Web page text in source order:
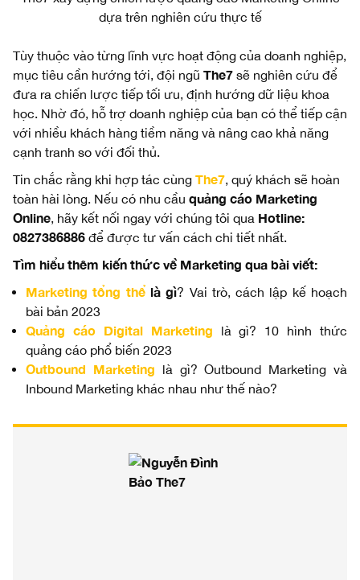
dựa trên nghiên cứu thực tế
Tùy thuộc vào từng lĩnh vực hoạt động của doanh nghiệp,
mục tiêu cần hướng tới, đội ngũ The7 sẽ nghiên cứu để
đưa ra chiến lược tiếp tối ưu, định hướng dữ liệu khoa
học. Nhờ đó, hỗ trợ doanh nghiệp của bạn có thể tiếp cận
với nhiều khách hàng tiềm năng và nâng cao khả năng
cạnh tranh so với đối thủ.
Tin chắc rằng khi hợp tác cùng The7, quý khách sẽ hoàn
toàn hài lòng. Nếu có nhu cầu quảng cáo Marketing
Online, hãy kết nối ngay với chúng tôi qua Hotline:
0827386886 để được tư vấn cách chi tiết nhất.
Tìm hiểu thêm kiến thức về Marketing qua bài viết:
Marketing tổng thểlà gì? Vai trò, cách lập kế hoạch
bài bản 2023
Quảng cáo Digital Marketing là gì? 10 hình thức
quảng cáo phổ biến 2023
Outbound Marketing là gì? Outbound Marketing và
Inbound Marketing khác nhau như thế nào?